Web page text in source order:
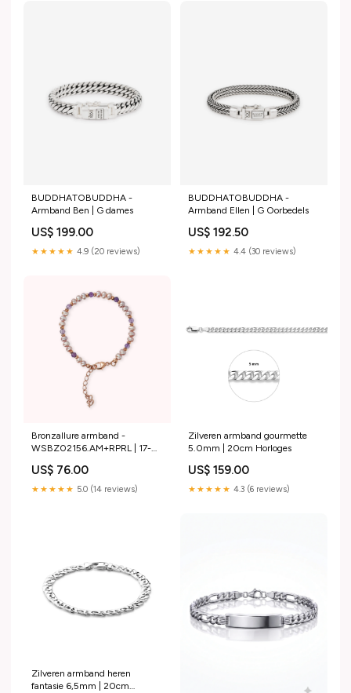
BUDDHATOBUDDHA -
Armband Ben | G dames
US$ 199.00
★★★★★ 4.9 (20 reviews)
BUDDHATOBUDDHA -
Armband Ellen | G Oorbedels
US$ 192.50
★★★★★ 4.4 (30 reviews)
Bronzallure armband -
WSBZ02156.AM+RPRL | 17-
US$ 76.00
★★★★★ 5.0 (14 reviews)
Zilveren armband gourmette
5.0mm | 20cm Horloges
US$ 159.00
★★★★★ 4.3 (6 reviews)
Zilveren armband heren
fantasie 6,5mm | 20cm